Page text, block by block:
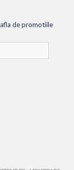
de promotiile